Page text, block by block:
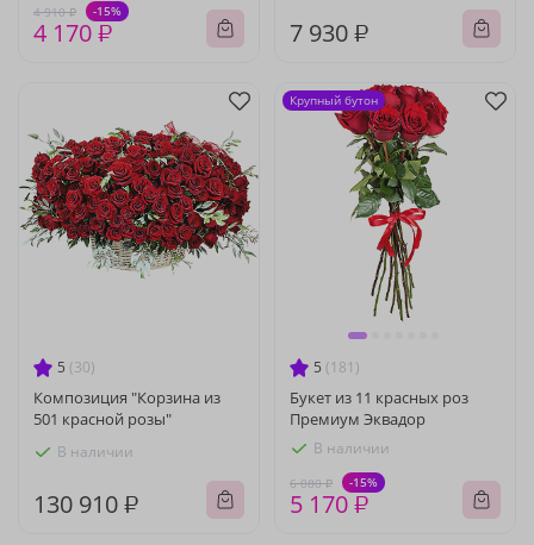
4 910 ₽ -15%
4 170 ₽ 7 930 ₽
5 (30)
Композиция "Корзина из
501 красной розы"
В наличии
130 910 ₽
5 (181)
Букет из 11 красных роз
Премиум Эквадор
В наличии
6 080 ₽ -15%
5 170 ₽
Крупный бутон